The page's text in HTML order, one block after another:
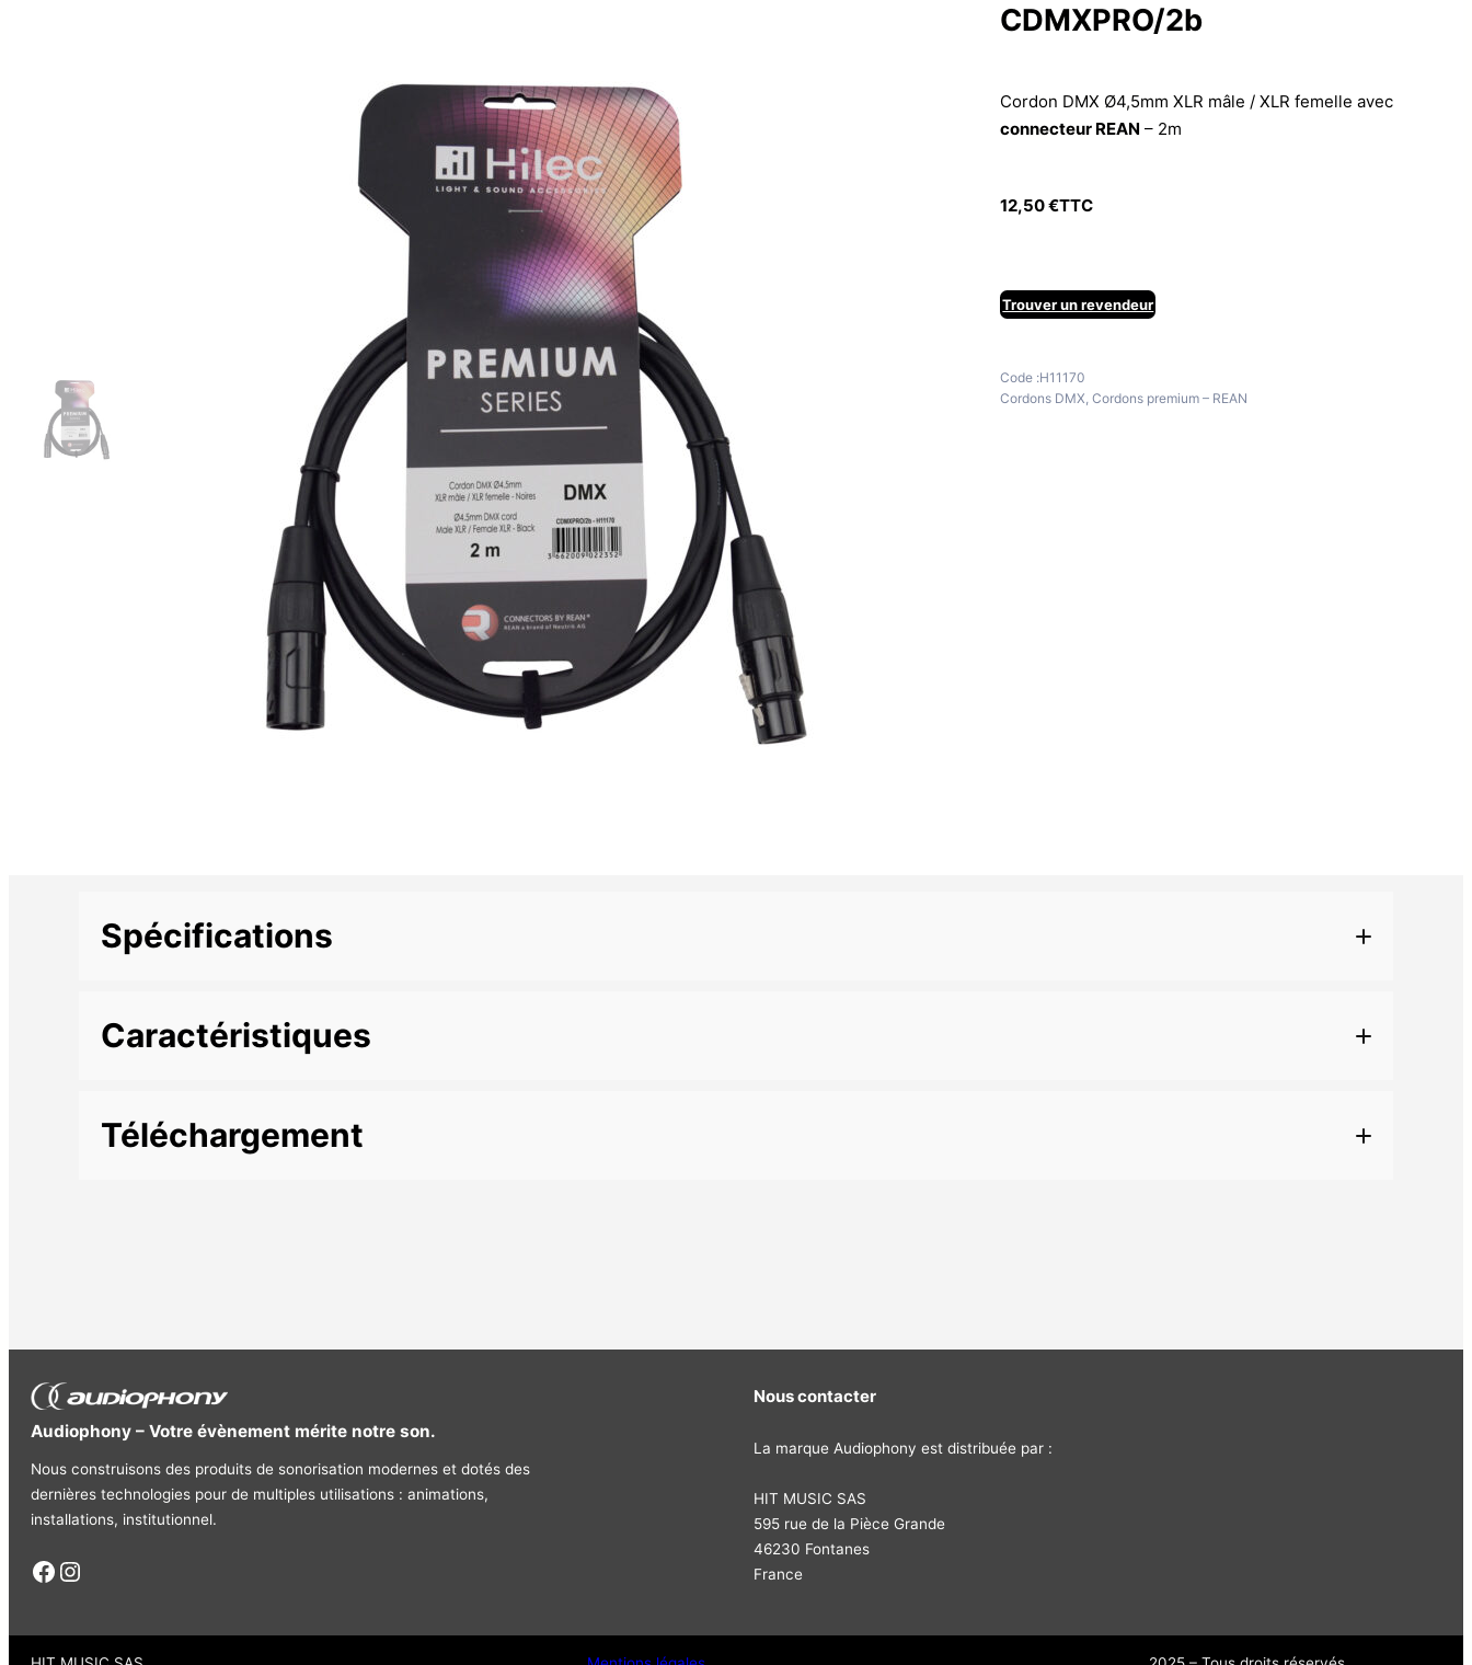
CDMXPRO/2b
Cordon DMX Ø4,5mm XLR mâle / XLR femelle avec
connecteur REAN – 2m
12,50€TTC
Trouver un revendeur
Code :H11170
Cordons DMX,Cordons premium – REAN
Spécifications
Caractéristiques
Téléchargement
Audiophony – Votre évènement mérite notre son.
Nous construisons des produits de sonorisation modernes et dotés des
dernières technologies pour de multiples utilisations : animations,
installations, institutionnel.
Facebook Instagram
Nous contacter
La marque Audiophony est distribuée par :
HIT MUSIC SAS
595 rue de la Pièce Grande
46230 Fontanes
France